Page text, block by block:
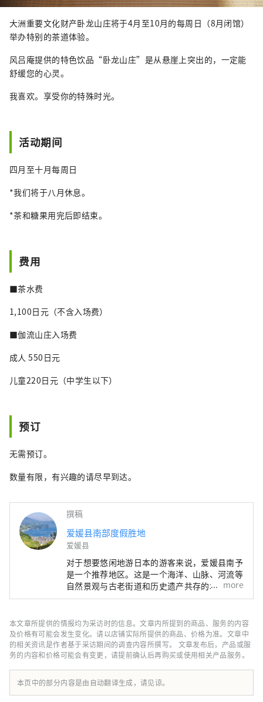
大洲重要文化财产卧龙山庄将于4月至10月的每周日（8月闭馆）
举办特别的茶道体验。
风吕庵提供的特色饮品“卧龙山庄”是从悬崖上突出的，一定能
舒缓您的心灵。
我喜欢。享受你的特殊时光。
活动期间
四月至十月每周日
*我们将于八月休息。
*茶和糖果用完后即结束。
费用
■茶水费
1,100日元（不含入场费）
■伽流山庄入场费
成人 550日元
儿童220日元（中学生以下）
预订
无需预订。
数量有限，有兴趣的请尽早到达。
撰稿
爱媛县南部度假胜地
爱媛县
对于想要悠闲地游日本的游客来说，爱媛县南予
是一个推荐地区。这是一个海洋、山脉、河流等
自然景观与古老街道和历史遗产共存的地区。这
里还有很多利用大自然的活动，非常适合一周或
区的悠闲之旅。
more
本文章所提供的情报均为采访时的信息。文章内所提到的商品、服务的内容
及价格有可能会发生变化。请以店铺实际所提供的商品、价格为准。文章中
的相关资讯是作者基于采访期间的调查内容所撰写。 文章发布后，产品或服
务的内容和价格可能会有变更，请提前确认后再购买或使用相关产品服务。
本页中的部分内容是由自动翻译生成，请见谅。